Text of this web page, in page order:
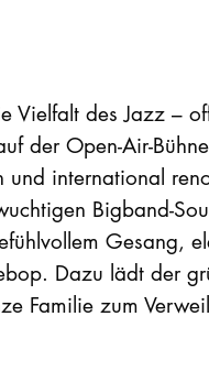
Vielfalt des Jazz –
der Open-Air-
international
Bigband-
Gesang,
Dazu lädt der
Familie zum